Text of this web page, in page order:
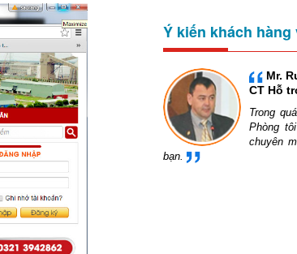
Ý kiến khách hàng
Mr.
CT Hỗ
Trong
Phòng
chuyên
bạn.